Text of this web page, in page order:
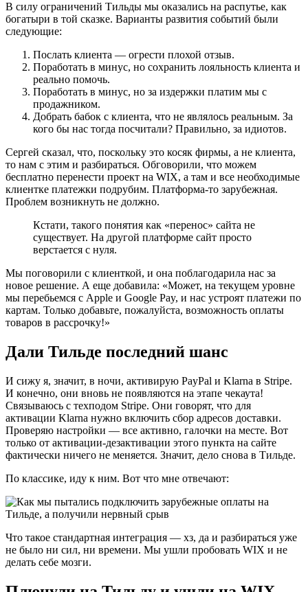
В силу ограничений Тильды мы оказались на распутье, как
богатыри в той сказке. Варианты развития событий были
следующие:
Послать клиента — огрести плохой отзыв.
Поработать в минус, но сохранить лояльность клиента и
реально помочь.
Поработать в минус, но за издержки платим мы с
продажником.
Добрать бабок с клиента, что не являлось реальным. За
кого бы нас тогда посчитали? Правильно, за идиотов.
Сергей сказал, что, поскольку это косяк фирмы, а не клиента,
то нам с этим и разбираться. Обговорили, что можем
бесплатно перенести проект на WIX, а там и все необходимые
клиентке платежки подрубим. Платформа-то зарубежная.
Проблем возникнуть не должно.
Кстати, такого понятия как «перенос» сайта не
существует. На другой платформе сайт просто
верстается с нуля.
Мы поговорили с клиенткой, и она поблагодарила нас за
новое решение. А еще добавила: «Может, на текущем уровне
мы перебьемся с Apple и Google Pay, и нас устроят платежи по
картам. Только добавьте, пожалуйста, возможность оплаты
товаров в рассрочку!»
Дали Тильде последний шанс
И сижу я, значит, в ночи, активирую PayPal и Klarna в Stripe.
И конечно, они вновь не появляются на этапе чекаута!
Связываюсь с техподом Stripe. Они говорят, что для
активации Klarna нужно включить сбор адресов доставки.
Проверяю настройки — все активно, галочки на месте. Вот
только от активации-дезактивации этого пункта на сайте
фактически ничего не меняется. Значит, дело снова в Тильде.
По классике, иду к ним. Вот что мне отвечают:
Что такое стандартная интеграция — хз, да и разбираться уже
не было ни сил, ни времени. Мы ушли пробовать WIX и не
делать себе мозги.